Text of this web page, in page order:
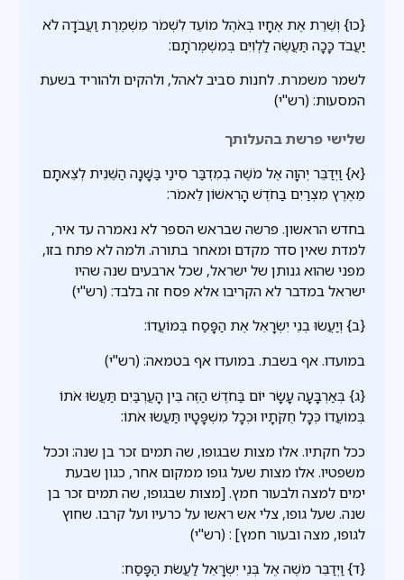
{כו} וְשֵׁרֵת אֶת אֶחָיו בְּאֹהֶל מוֹעֵד לִשְׁמֹר מִשְׁמֶרֶת וַעֲבֹדָה לֹא
יַעֲבֹד כָּכָה תַּעֲשֶׂה לַלְוִיִּם בְּמִשְׁמְרֹתָם:
לשמר משמרת. לחנות סביב לאהל, ולהקים ולהוריד בשעת
המסעות: (רש"י)
שלישי פרשת בהעלותך
{א} וַיְדַבֵּר יְהוָה אֶל מֹשֶׁה בְמִדְבַּר סִינַי בַּשָּׁנָה הַשֵּׁנִית לְצֵאתָם
מֵאֶרֶץ מִצְרַיִם בַּחֹדֶשׁ הָרִאשׁוֹן לֵאמֹר:
בחדש הראשון. פרשה שבראש הספר לא נאמרה עד איר,
למדת שאין סדר מקדם ומאחר בתורה. ולמה לא פתח בזו,
מפני שהוא גנותן של ישראל, שכל ארבעים שנה שהיו
ישראל במדבר לא הקריבו אלא פסח זה בלבד: (רש"י)
{ב} וְיַעֲשׂוּ בְנֵי יִשְׂרָאֵל אֶת הַפָּסַח בְּמוֹעֲדוֹ:
במועדו. אף בשבת. במועדו אף בטמאה: (רש"י)
{ג} בְּאַרְבָּעָה עָשָׂר יוֹם בַּחֹדֶשׁ הַזֶּה בֵּין הָעֲרְבַּיִם תַּעֲשׂוּ אֹתוֹ
בְּמוֹעֲדוֹ כְּכָל חֻקֹּתָיו וּכְכָל מִשְׁפָּטָיו תַּעֲשׂוּ אֹתוֹ:
ככל חקתיו. אלו מצות שבגופו, שה תמים זכר בן שנה: וככל
משפטיו. אלו מצות שעל גופו ממקום אחר, כגון שבעת
ימים למצה ולבעור חמץ. [מצות שבגופו, שה תמים זכר בן
שנה. שעל גופו, צלי אש ראשו על כרעיו ועל קרבו. שחוץ
לגופו, מצה ובעור חמץ] : (רש"י)
{ד} וַיְדַבֵּר מֹשֶׁה אֶל בְּנֵי יִשְׂרָאֵל לַעֲשֹׂת הַפָּסַח: